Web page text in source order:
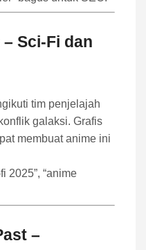
– Sci-Fi dan
tim penjelajah
galaksi. Grafis
membuat anime ini
2025”, “anime
–